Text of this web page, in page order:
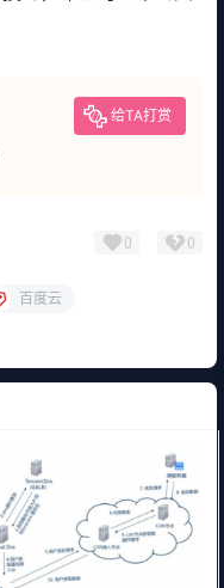
给TA打赏
0 0
百度云